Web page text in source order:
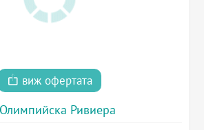
виж офертата
Олимпийска Ривиера